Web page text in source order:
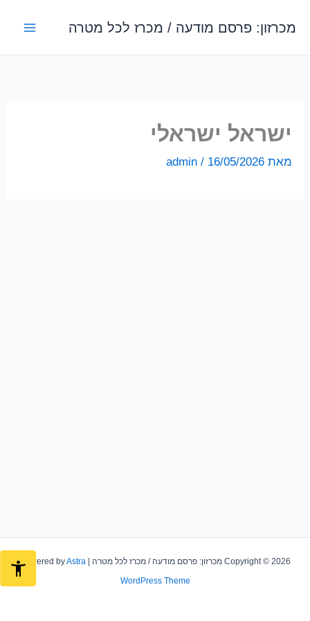
לתוכןמכרזון: פרסם מודעה / מכרז לכל מטרה
ישראל ישראלי
מאת admin / 16/05/2026
Copyright © 2026 מכרזון: פרסם מודעה / מכרז לכל מטרה | Powered by
Astra
WordPress Theme